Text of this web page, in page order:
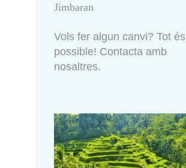
Jimbaran
Vols fer algun canvi? Tot és
possible! Contacta amb
nosaltres.